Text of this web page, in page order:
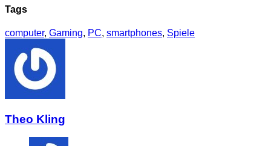
Tags
computer, Gaming, PC, smartphones, Spiele
Theo Kling